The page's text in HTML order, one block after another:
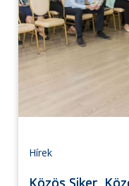
Hírek
Közös Siker,